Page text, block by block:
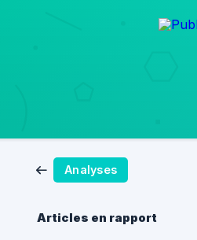
Analyses
Articles en rapport